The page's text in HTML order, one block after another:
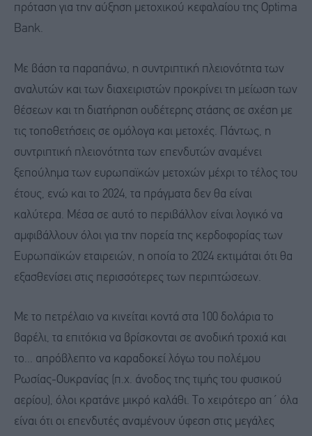
πρόταση για την αύξηση μετοχικού κεφαλαίου της Optima
Bank.
Με βάση τα παραπάνω, η συντριπτική πλειονότητα των
αναλυτών και των διαχειριστών προκρίνει τη μείωση των
θέσεων και τη διατήρηση ουδέτερης στάσης σε σχέση με
τις τοποθετήσεις σε ομόλογα και μετοχές. Πάντως, η
συντριπτική πλειονότητα των επενδυτών αναμένει
ξεπούλημα των ευρωπαϊκών μετοχών μέχρι το τέλος του
έτους, ενώ και το 2024, τα πράγματα δεν θα είναι
καλύτερα. Μέσα σε αυτό το περιβάλλον είναι λογικό να
αμφιβάλλουν όλοι για την πορεία της κερδοφορίας των
Ευρωπαϊκών εταιρειών, η οποία το 2024 εκτιμάται ότι θα
εξασθενίσει στις περισσότερες των περιπτώσεων.
Με το πετρέλαιο να κινείται κοντά στα 100 δολάρια το
βαρέλι, τα επιτόκια να βρίσκονται σε ανοδική τροχιά και
το... απρόβλεπτο να καραδοκεί λόγω του πολέμου
Ρωσίας-Ουκρανίας (π.χ. άνοδος της τιμής του φυσικού
αερίου), όλοι κρατάνε μικρό καλάθι. Το χειρότερο απ΄ όλα
είναι ότι οι επενδυτές αναμένουν ύφεση στις μεγάλες